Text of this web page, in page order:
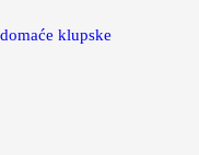
klupske